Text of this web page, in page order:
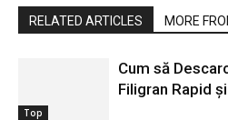
RELATED ARTICLES MORE
Top
Cum să
Filigran Rapid